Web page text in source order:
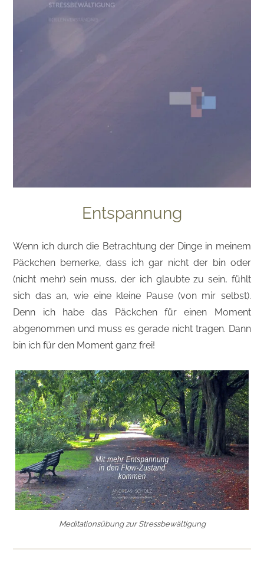
Entspannung
Wenn ich durch die Betrachtung der Dinge in meinem
Päckchen bemerke, dass ich gar nicht der bin oder
(nicht mehr) sein muss, der ich glaubte zu sein, fühlt
sich das an, wie eine kleine Pause (von mir selbst).
Denn ich habe das Päckchen für einen Moment
abgenommen und muss es gerade nicht tragen. Dann
bin ich für den Moment ganz frei!
Meditationsübung zur Stressbewältigung